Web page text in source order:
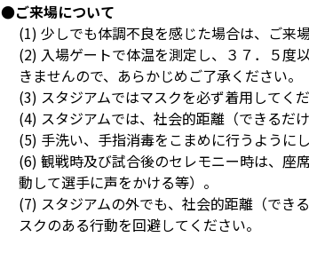
●ご来場について
(1) 少しでも体調不良を感じた場合は、ご来
(2) 入場ゲートで体温を測定し、３７．５度
きませんので、あらかじめご了承ください。
(3) スタジアムではマスクを必ず着用してくだ
(4) スタジアムでは、社会的距離（できるだ
(5) 手洗い、手指消毒をこまめに行うように
(6) 観戦時及び試合後のセレモニー時は、座
動して選手に声をかける等）。
(7) スタジアムの外でも、社会的距離（でき
スクのある行動を回避してください。